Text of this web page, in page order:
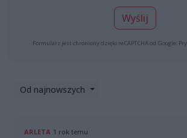
Wyślij
Formularz jest chroniony dzięki reCAPTCHA od Google:
Od najnowszych
ARLETA 1 rok temu